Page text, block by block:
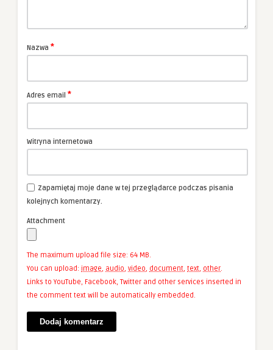
Nazwa *
Adres email *
Witryna internetowa
Zapamiętaj moje dane w tej przeglądarce podczas pisania
kolejnych komentarzy.
Attachment
The maximum upload file size: 64 MB.
You can upload: image, audio, video, document, text, other.
Links to YouTube, Facebook, Twitter and other services inserted in
the comment text will be automatically embedded.